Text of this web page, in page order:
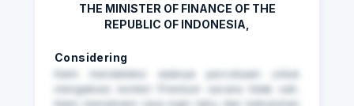
THE MINISTER OF FINANCE OF THE
REPUBLIC OF INDONESIA,
Considering
Kami mendeteksi adanya percobaan untuk
mengakses konten Premium secara tidak sah.